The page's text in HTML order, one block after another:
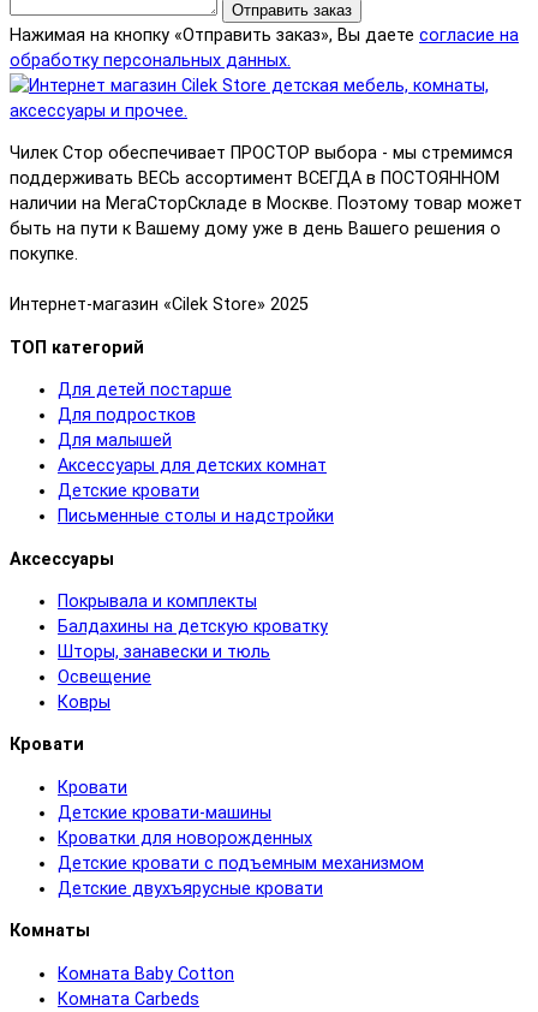
Отправить заказ
Нажимая на кнопку «Отправить заказ», Вы даете согласие на
обработку персональных данных.
Чилек Стор обеспечивает ПРОСТОР выбора - мы стремимся
поддерживать ВЕСЬ ассортимент ВСЕГДА в ПОСТОЯННОМ
наличии на МегаСторСкладе в Москве. Поэтому товар может
быть на пути к Вашему дому уже в день Вашего решения о
покупке.
Интернет-магазин «Cilek Store» 2025
ТОП категорий
Для детей постарше
Для подростков
Для малышей
Аксессуары для детских комнат
Детские кровати
Письменные столы и надстройки
Аксессуары
Покрывала и комплекты
Балдахины на детскую кроватку
Шторы, занавески и тюль
Освещение
Ковры
Кровати
Кровати
Детские кровати-машины
Кроватки для новорожденных
Детские кровати с подъемным механизмом
Детские двухъярусные кровати
Комнаты
Комната Baby Cotton
Комната Carbeds